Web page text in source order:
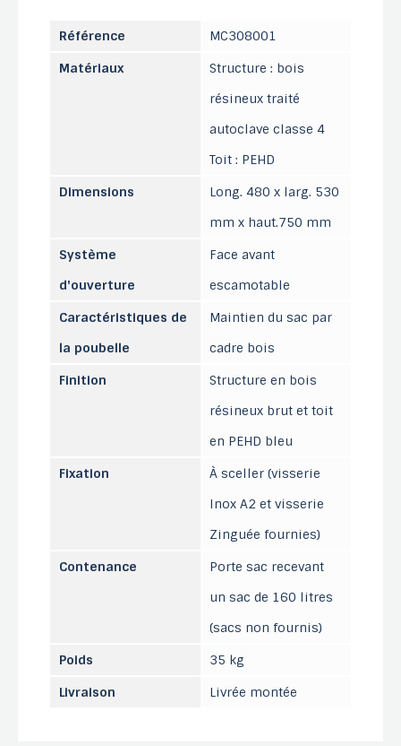
Référence
MC308001
Matériaux
Structure : bois
résineux traité
autoclave classe 4
Toit : PEHD
Dimensions
Long. 480 x larg. 530
mm x haut.750 mm
Système
d'ouverture
Face avant
escamotable
Caractéristiques de
la poubelle
Maintien du sac par
cadre bois
Finition
Structure en bois
résineux brut et toit
en PEHD bleu
Fixation
À sceller (visserie
Inox A2 et visserie
Zinguée fournies)
Contenance
Porte sac recevant
un sac de 160 litres
(sacs non fournis)
Poids
35 kg
Livraison
Livrée montée